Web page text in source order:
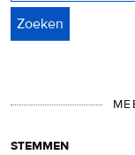
stemmen